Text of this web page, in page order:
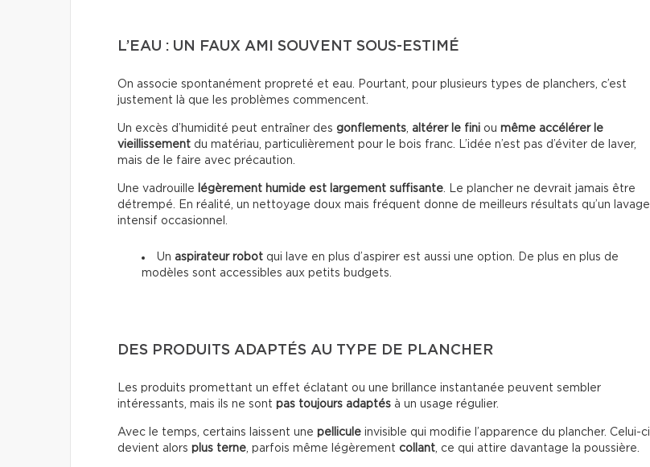
L’EAU : UN FAUX AMI SOUVENT SOUS-ESTIMÉ
On associe spontanément propreté et eau. Pourtant, pour plusieurs types de planchers, c’est
justement là que les problèmes commencent.
Un excès d’humidité peut entraîner des gonflements, altérer le fini ou même accélérer le
vieillissement du matériau, particulièrement pour le bois franc. L’idée n’est pas d’éviter de laver,
mais de le faire avec précaution.
Une vadrouille légèrement humide est largement suffisante. Le plancher ne devrait jamais être
détrempé. En réalité, un nettoyage doux mais fréquent donne de meilleurs résultats qu’un lavage
intensif occasionnel.
Un aspirateur robot qui lave en plus d’aspirer est aussi une option. De plus en plus de
modèles sont accessibles aux petits budgets.
DES PRODUITS ADAPTÉS AU TYPE DE PLANCHER
Les produits promettant un effet éclatant ou une brillance instantanée peuvent sembler
intéressants, mais ils ne sont pas toujours adaptés à un usage régulier.
Avec le temps, certains laissent une pellicule invisible qui modifie l’apparence du plancher. Celui-ci
devient alors plus terne, parfois même légèrement collant, ce qui attire davantage la poussière.